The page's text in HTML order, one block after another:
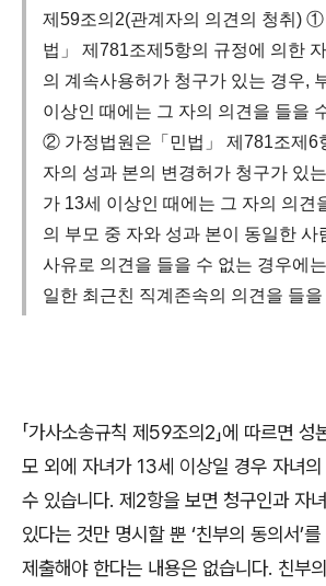
제59조의2(관계자의 의견의 청취) ①
법」 제781조제5항의 규정에 의한
의 계속사용허가 청구가 있는 경우,
이상인 때에는 그 자의 의견을 들을
② 가정법원은「민법」 제781조제6
자의 성과 본의 변경허가 청구가 있
가 13세 이상인 때에는 그 자의 의견
의 부모 중 자와 성과 본이 동일한 사
사유로 의견을 들을 수 없는 경우에
일한 최근친 직계존속의 의견을 들을
「가사소송규칙 제 59조의 2」에 따르면 성
모 외에 자녀가 13세 이상일 경우 자녀
수 있습니다. 제 2항을 보면 청구인과 자
있다는 것만 명시할 뿐 ‘친부의 동의서’를
제출해야 한다는 내용은 없습니다. 친부